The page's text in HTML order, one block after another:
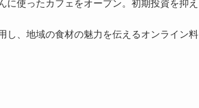
に使ったカフェをオープン。初期投資を抑え
し、地域の食材の魅力を伝えるオンライン料